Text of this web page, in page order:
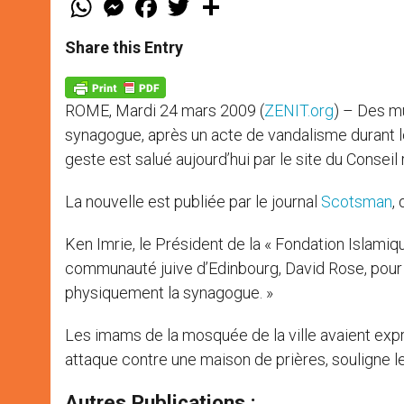
t
s
p
p
e
s
e
g
e
r
a
e
b
k
w
Share this Entry
ROME, Mardi 24 mars 2009 (ZENIT.org) – Des
synagogue, après un acte de vandalisme
geste est salué aujourd’hui par le site du
La nouvelle est publiée par le journal Scotsman,
Ken Imrie, le Président de la « Fondation
communauté juive d’Edinbourg, David Rose,
physiquement la synagogue. »
Les imams de la mosquée de la ville avaient
attaque contre une maison de prières, souligne le